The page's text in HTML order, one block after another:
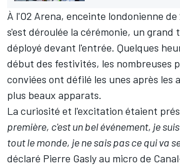
À l'O2 Arena, enceinte londonienne
s'est déroulée la cérémonie, un grand
déployé devant l'entrée. Quelques
début des festivités, les nombreuses
conviées ont défilé les unes après les
plus beaux apparats.
La curiosité et l'excitation étaient
première, c'est un bel événement, je
tout le monde, je ne sais pas ce qui va
déclaré Pierre Gaslyau micro de